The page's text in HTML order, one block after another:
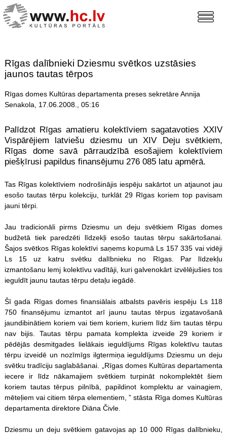
Rīgas dalībnieki Dziesmu svētkos uzstāsies
jaunos tautas tērpos
Rīgas domes Kultūras departamenta preses sekretāre Annija
Senakola, 17.06.2008., 05:16
Palīdzot Rīgas amatieru kolektīviem sagatavoties XXIV
Vispārējiem latviešu dziesmu un XIV Deju svētkiem,
Rīgas dome savā pārraudzībā esošajiem kolektīviem
piešķīrusi papildus finansējumu 276 085 latu apmērā.
Tas Rīgas kolektīviem nodrošinājis iespēju sakārtot un atjaunot jau
esošo tautas tērpu kolekciju, turklāt 29 Rīgas koriem top pavisam
jauni tērpi.
Jau tradicionāli pirms Dziesmu un deju svētkiem Rīgas domes
budžetā tiek paredzēti līdzekļi esošo tautas tērpu sakārtošanai.
Šajos svētkos Rīgas kolektīvi saņems kopumā Ls 157 335 vai vidēji
Ls 15 uz katru svētku dalībnieku no Rīgas. Par līdzekļu
izmantošanu lemj kolektīvu vadītāji, kuri galvenokārt izvēlējušies tos
ieguldīt jaunu tautas tērpu detaļu iegādē.
Šī gada Rīgas domes finansiālais atbalsts pavēris iespēju Ls 118
750 finansējumu izmantot arī jaunu tautas tērpus izgatavošanā
jaundibinātiem koriem vai tiem koriem, kuriem līdz šim tautas tērpu
nav bijis. Tautas tērpu pamata komplekta izveide 29 koriem ir
pēdējās desmitgades lielākais ieguldījums Rīgas kolektīvu tautas
tērpu izveidē un nozīmīgs ilgtermiņa ieguldījums Dziesmu un deju
svētku tradīciju saglabāšanai. „Rīgas domes Kultūras departamenta
iecere ir līdz nākamajiem svētkiem turpināt nokomplektēt šiem
koriem tautas tērpus pilnībā, papildinot komplektu ar vainagiem,
mēteļiem vai citiem tērpa elementiem, ” stāsta Rīga domes Kultūras
departamenta direktore Diāna Čivle.
Dziesmu un deju svētkiem gatavojas ap 10 000 Rīgas dalībnieku,